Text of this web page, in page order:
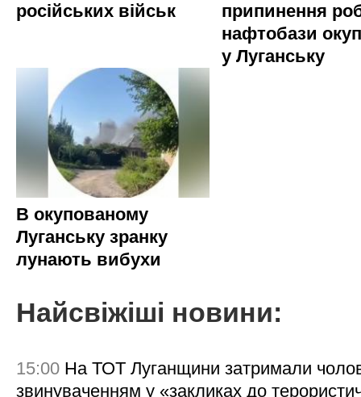
російських військ
припинення
нафтобази
у Луганську
В окупованому
Луганську зранку
лунають вибухи
Найсвіжіші новини:
15:00 На ТОТ Луганщини затримали
звинуваченням у «закликах до